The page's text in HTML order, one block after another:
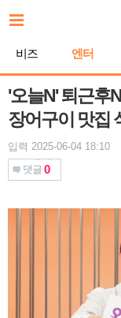
문
비즈 엔터
'오늘N' 퇴근후
장어구이 맛집
입력 2025-06-04 18:10
댓글 0